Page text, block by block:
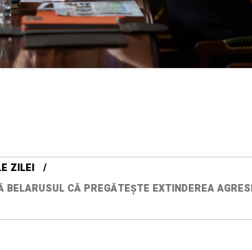
ZILEI
BELARUSUL CĂ PREGĂTEȘTE EXTINDEREA